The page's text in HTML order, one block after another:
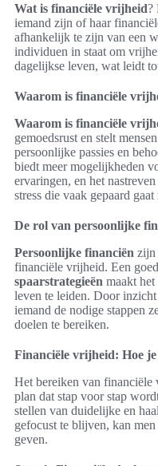
Wat is financiële vrijheid?
iemand zijn of haar
afhankelijk te zijn van een
individuen in staat om
dagelijkse leven, wat leidt
Waarom is financiële
Waarom is financiële
gemoedsrust en stelt
persoonlijke passies en
biedt meer mogelijkheden
ervaringen, en het
stress die vaak gepaard
De rol van persoonlijke
Persoonlijke financiën zijn
financiële vrijheid. Een
spaarstrategieën maakt
leven te leiden. Door
iemand de nodige stappen
doelen te bereiken.
Financiële vrijheid: Hoe
Het bereiken van financiële
plan dat stap voor stap
stellen van duidelijke en
gefocust te blijven, kan
geven.